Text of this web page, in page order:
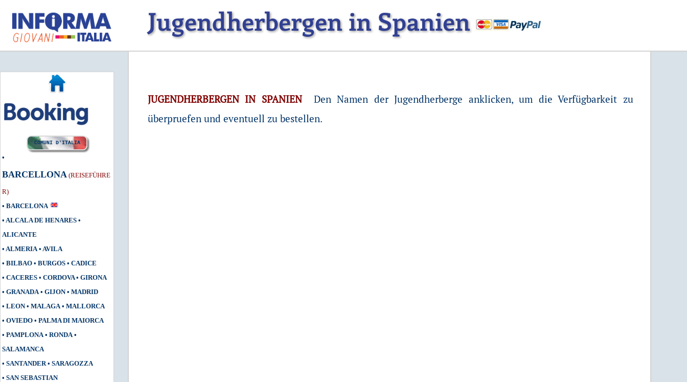
Jugendherbergen in Spanien
COMUNI D'ITALIA
•
BARCELLONA (REISEFÜHRE
R)
• BARCELONA
• ALCALA DE HENARES •
ALICANTE
• ALMERIA • AVILA
• BILBAO • BURGOS • CADICE
• CACERES • CORDOVA• GIRONA
• GRANADA • GIJON • MADRID
• LEON • MALAGA • MALLORCA
• OVIEDO • PALMA DI MAIORCA
• PAMPLONA • RONDA •
SALAMANCA
• SANTANDER• SARAGOZZA
• SAN SEBASTIAN
JUGENDHERBERGEN IN SPANIEN Den Namen der Jugendherberge anklicken, um die Verfügbarkeit zu
überpruefen und eventuell zu bestellen.